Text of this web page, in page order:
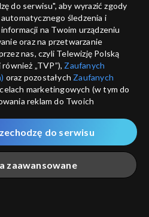
Studio Raban
08.07.2023
Studio Raban
24.06.2023
do serwisu", aby wyrazić zgody
śledzenia i
na Twoim urządzeniu
oraz na przetwarzanie
nas, czyli Telewizję Polską
„TVP”), Zaufanych
oraz pozostałych Zaufanych
marketingowych (w tym do
reklam do Twoich
zgody na udostępnianie
do Google.
podczas odwiedzania przez
serwisówzwanych dalej
zapisywane za pomocą
zaawansowane
do serwisu